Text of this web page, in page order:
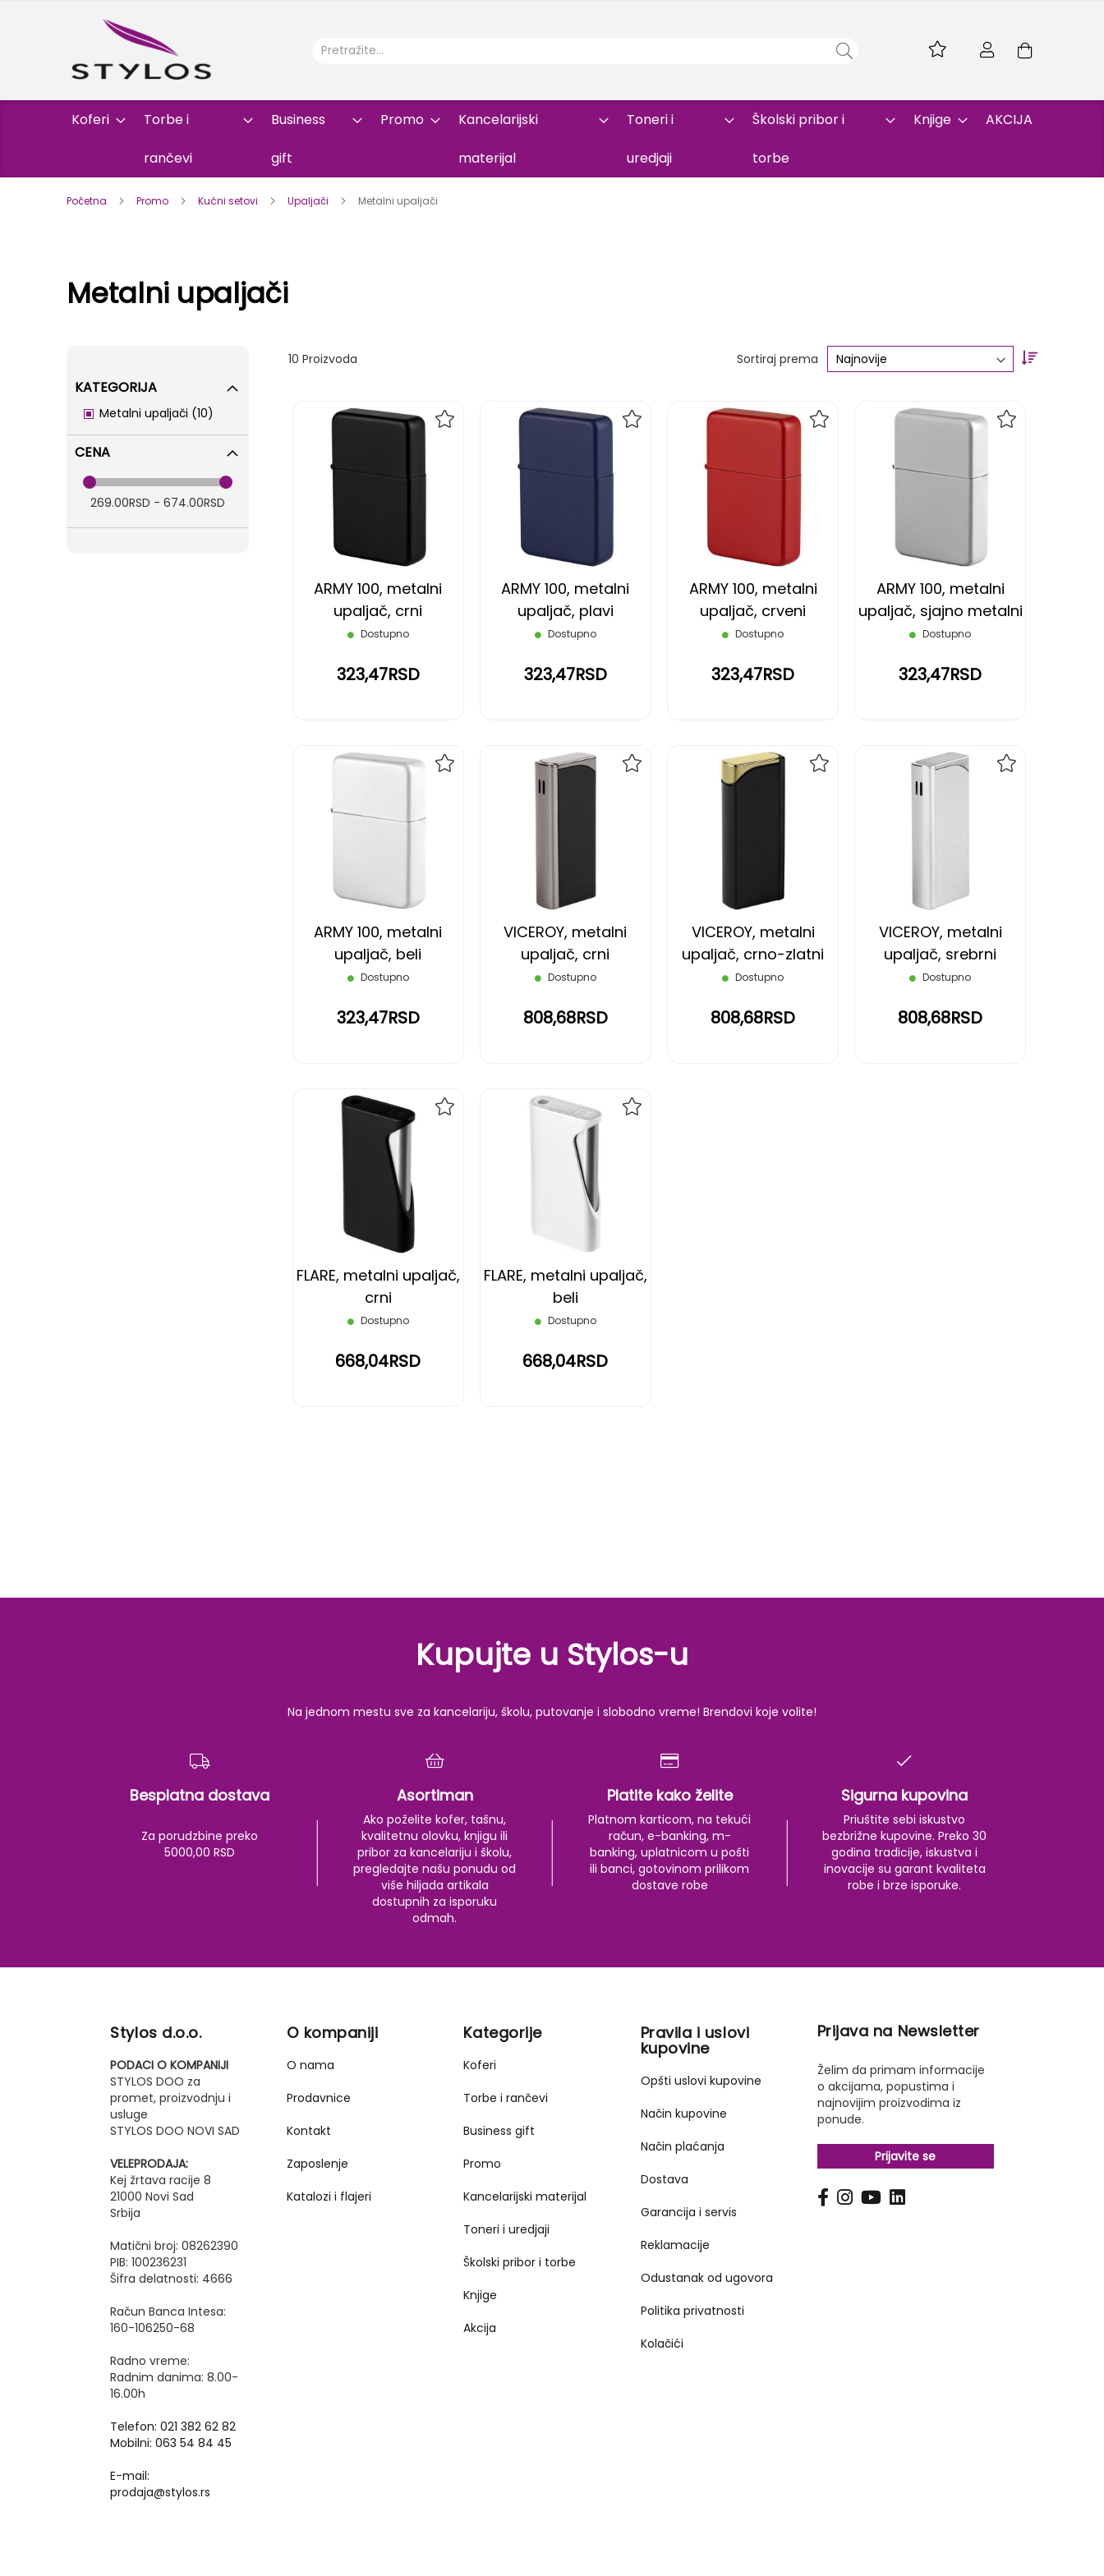
Skip
Koferi Torbe i
rančevi
Business
gift
Promo Kancelarijski
materijal
Toneri i
uredjaji
Školski pribor i
torbe
Knjige AKCIJA
Početna Promo Kućni setovi Upaljači Metalni upaljači
Metalni upaljači
10 Proizvoda Sortiraj prema
Set
ARMY 100, metalni
upaljač, crni
Dostupno
323,47RSD
ARMY 100, metalni
upaljač, plavi
Dostupno
323,47RSD
ARMY 100, metalni
upaljač, crveni
Dostupno
323,47RSD
ARMY 100, metalni
upaljač, sjajno metalni
Dostupno
323,47RSD
ARMY 100, metalni
upaljač, beli
Dostupno
323,47RSD
VICEROY, metalni
upaljač, crni
Dostupno
808,68RSD
VICEROY, metalni
upaljač, crno-zlatni
Dostupno
808,68RSD
VICEROY, metalni
upaljač, srebrni
Dostupno
808,68RSD
FLARE, metalni upaljač,
crni
Dostupno
668,04RSD
FLARE, metalni upaljač,
beli
Dostupno
668,04RSD
KATEGORIJA
Metalni upaljači 10
items
CENA
269.00RSD - 674.00RSD
Kupujte u Stylos-u
Na jednom mestu sve za kancelariju, školu, putovanje i slobodno vreme! Brendovi koje volite!
Besplatna dostava
Za porudzbine preko
5000,00 RSD
Asortiman
Ako poželite kofer, tašnu,
kvalitetnu olovku, knjigu ili
pribor za kancelariju i školu,
pregledajte našu ponudu od
više hiljada artikala
dostupnih za isporuku
odmah.
Platite kako želite
Platnom karticom, na tekući
račun, e-banking, m-
banking, uplatnicom u pošti
ili banci, gotovinom prilikom
dostave robe
Sigurna kupovina
Priuštite sebi iskustvo
bezbrižne kupovine. Preko 30
godina tradicije, iskustva i
inovacije su garant kvaliteta
robe i brze isporuke.
Stylos d.o.o.
PODACI O KOMPANIJI
STYLOS DOO za
promet, proizvodnju i
usluge
STYLOS DOO NOVI SAD
VELEPRODAJA:
Kej žrtava racije 8
21000 Novi Sad
Srbija
Matični broj: 08262390
PIB: 100236231
Šifra delatnosti: 4666
Račun Banca Intesa:
160-106250-68
Radno vreme:
Radnim danima: 8.00-
16.00h
Telefon: 021 382 62 82
Mobilni: 063 54 84 45
E-mail:
prodaja@stylos.rs
O kompaniji
O nama
Prodavnice
Kontakt
Zaposlenje
Katalozi i flajeri
Kategorije
Koferi
Torbe i rančevi
Business gift
Promo
Kancelarijski materijal
Toneri i uredjaji
Školski pribor i torbe
Knjige
Akcija
Pravila i uslovi
kupovine
Opšti uslovi kupovine
Način kupovine
Način plaćanja
Dostava
Garancija i servis
Reklamacije
Odustanak od ugovora
Politika privatnosti
Kolačići
Prijava na Newsletter
Želim da primam informacije
o akcijama, popustima i
najnovijim proizvodima iz
ponude.
Prijavite se